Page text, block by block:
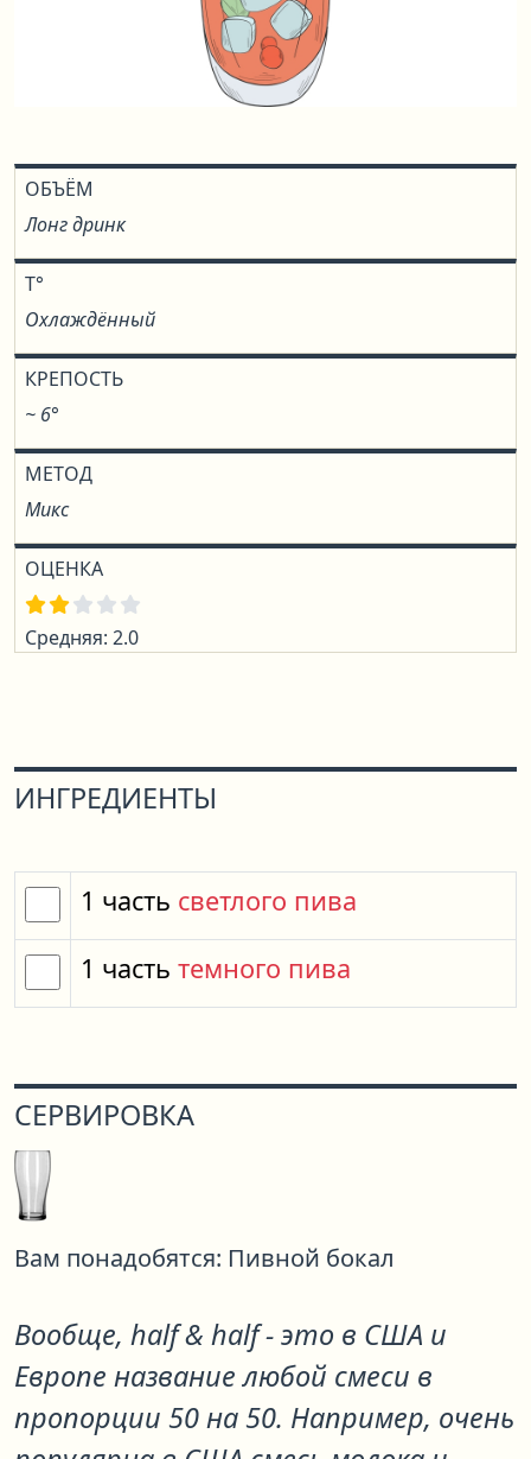
ОБЪЁМ
Лонг дринк
T°
Охлаждённый
КРЕПОСТЬ
~ 6°
МЕТОД
Микс
ОЦЕНКА
Средняя: 2.0
ИНГРЕДИЕНТЫ
1 часть светлого пива
1 часть темного пива
СЕРВИРОВКА
Вам понадобятся: Пивной бокал
Вообще, half & half - это в США и
Европе название любой смеси в
пропорции 50 на 50. Например, очень